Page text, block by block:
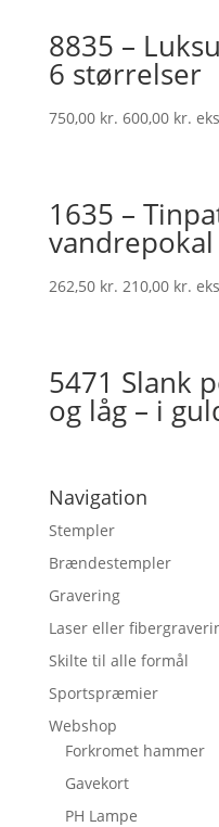
8835 –
6 størrelser
750,00 kr. 600,00 kr.
1635 –
262,50 kr. 210,00 kr.
5471 Slank
og låg – i
Navigation
Stempler
Brændestempler
Gravering
Laser eller
Skilte til alle formål
Sportspræmier
Webshop
Forkromet hammer
Gavekort
PH Lampe